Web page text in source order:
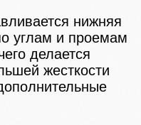
нижняя
углам и проемам
делается
жесткости